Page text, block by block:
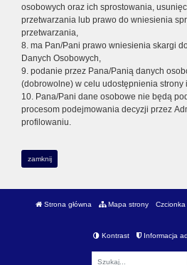
osobowych oraz ich sprostowania,
przetwarzania lub prawo do wniesienia
przetwarzania,
8. ma Pan/Pani prawo wniesienia skargi
Danych Osobowych,
9. podanie przez Pana/Panią danych
(dobrowolne) w celu udostępnienia strony
10. Pana/Pani dane osobowe nie będą
procesom podejmowania decyzji przez
profilowaniu.
zamknij
Strona główna Mapa strony Czcionka
Kontrast Informacja